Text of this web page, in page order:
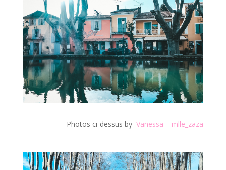
Photos ci-dessus byVanessa – mlle_zaza